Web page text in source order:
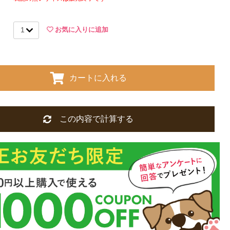
お気に入りに追加
カートに入れる
この内容で計算する